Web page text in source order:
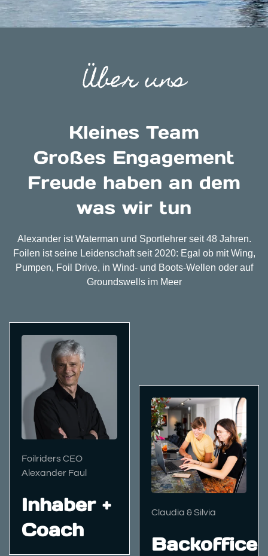
Über uns
Kleines Team
Großes Engagement
Freude haben an dem
was wir tun
Alexander ist Waterman und Sportlehrer seit 48 Jahren.
Foilen ist seine Leidenschaft seit 2020: Egal ob mit Wing,
Pumpen, Foil Drive, in Wind- und Boots-Wellen oder auf
Groundswells im Meer
Foilriders CEO
Alexander Faul
Inhaber +
Coach
Claudia & Silvia
Backoffice